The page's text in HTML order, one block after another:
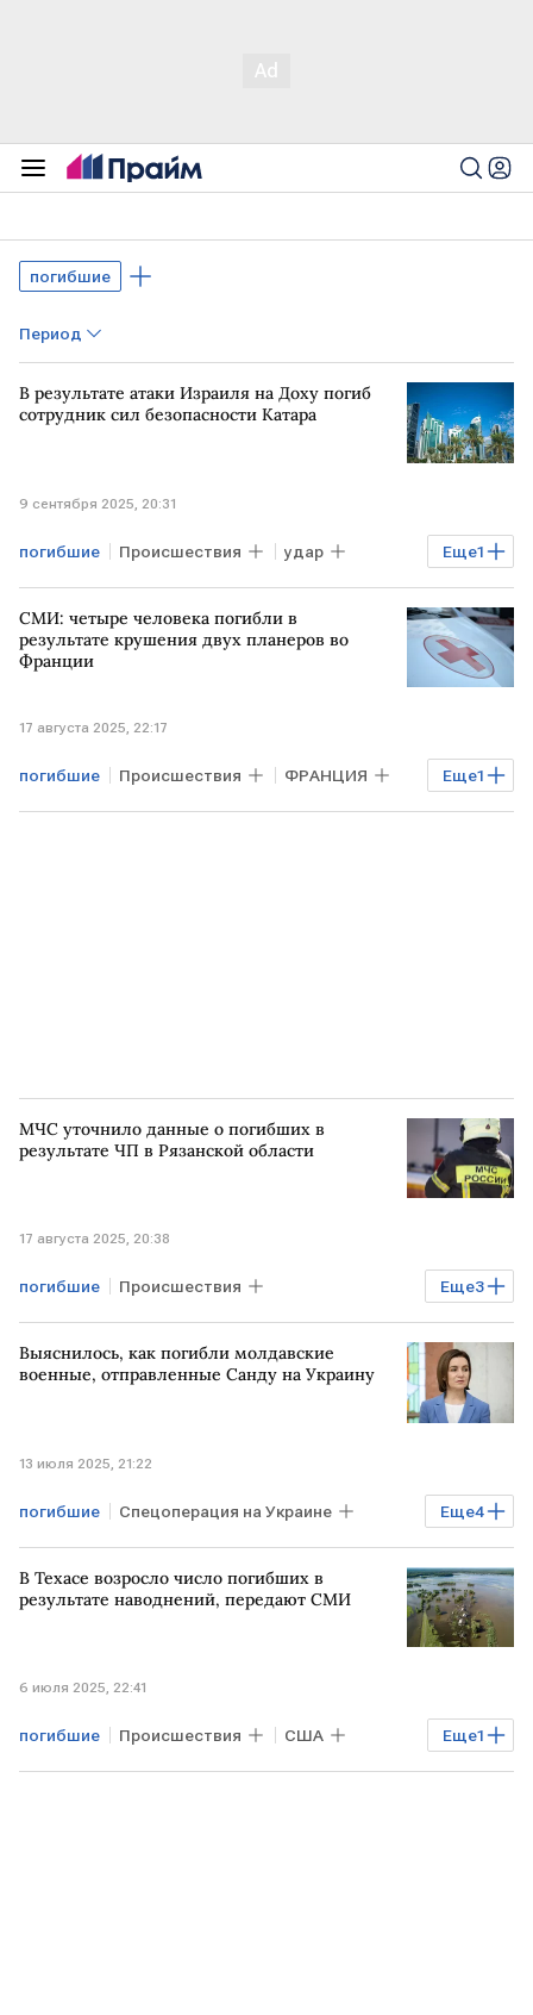
погибшие
Период
В результате атаки Израиля на Доху погиб
сотрудник сил безопасности Катара
9 сентября 2025, 20:31
Еще1
погибшие Происшествия удар
Доха
СМИ: четыре человека погибли в
результате крушения двух планеров во
Франции
17 августа 2025, 22:17
Еще1
погибшие Происшествия ФРАНЦИЯ
крушение
МЧС уточнило данные о погибших в
результате ЧП в Рязанской области
17 августа 2025, 20:38
Еще3
погибшие Происшествия
Рязанская область ЧП МЧС
Выяснилось, как погибли молдавские
военные, отправленные Санду на Украину
13 июля 2025, 21:22
Еще4
погибшие Спецоперация на Украине
МОЛДАВИЯ военные
Конфликт на Украине
В Техасе возросло число погибших в
результате наводнений, передают СМИ
6 июля 2025, 22:41
Еще1
погибшие Происшествия США
ТЕХАС